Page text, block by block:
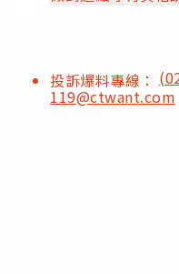
投訴爆料專線：
119@ctwant.com